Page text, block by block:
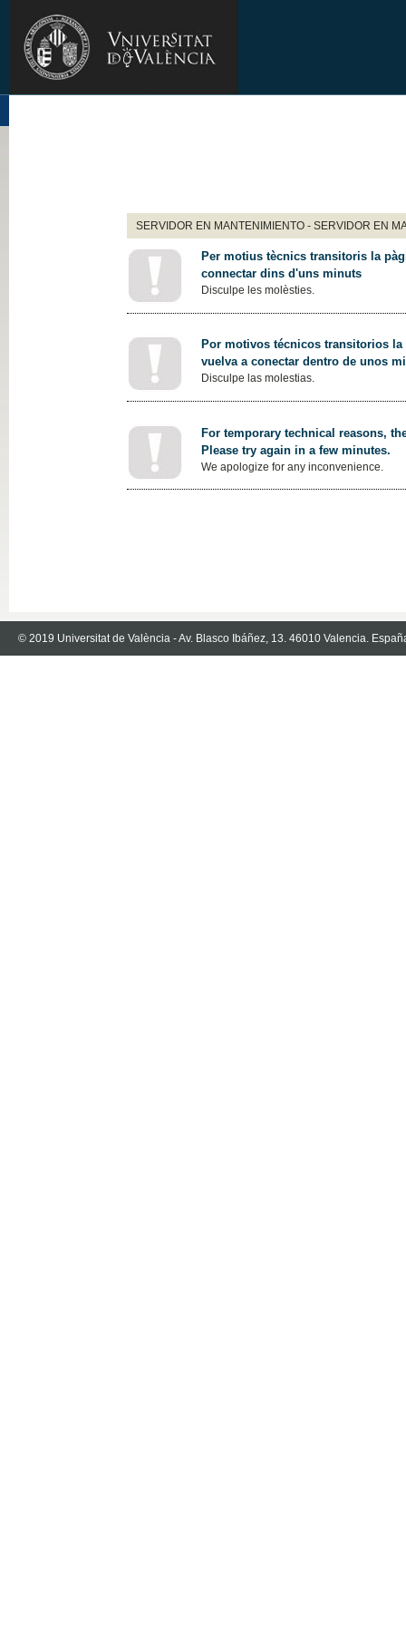
SERVIDOR EN MANTENIMIENTO - SERVIDOR EN
Per motius tècnics transitoris la
connectar dins d'uns minuts
Disculpe les molèsties.
Por motivos técnicos transitorios
vuelva a conectar dentro de unos
Disculpe las molestias.
For temporary technical reasons,
Please try again in a few minutes.
We apologize for any inconvenience.
© 2019 Universitat de València - Av. Blasco Ibáñez, 13. 46010 Valencia.